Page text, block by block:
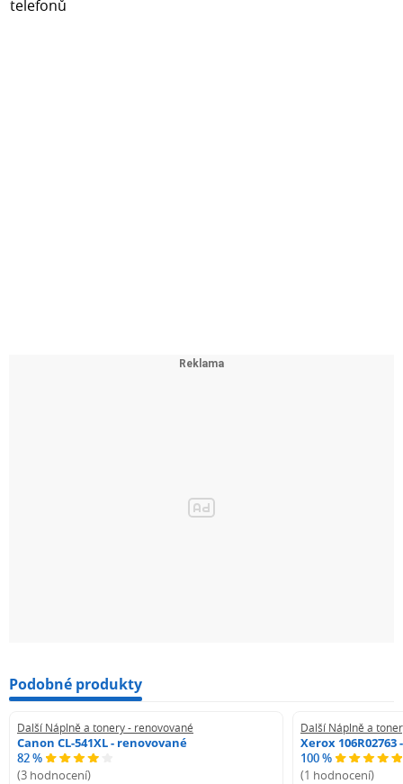
Podobné produkty
Další Náplně a tonery - renovované
Canon CL-541XL - renovované
82 %
(3 hodnocení)
Další Náplně a
Xerox
100 %
(1 hodnocení)